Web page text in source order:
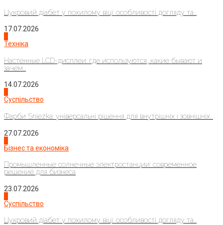
Цукровий діабет у похилому віці: особливості догляду та...
17.07.2026
Техніка
Настенные LCD-дисплеи: где используются, какие бывают и
зачем...
14.07.2026
Суспільство
Фарби Sniezka: універсальні рішення для внутрішніх і зовнішніх...
27.07.2026
Бізнес та економіка
Промышленные солнечные электростанции: современное
решение для бизнеса
23.07.2026
Суспільство
Цукровий діабет у похилому віці: особливості догляду та...